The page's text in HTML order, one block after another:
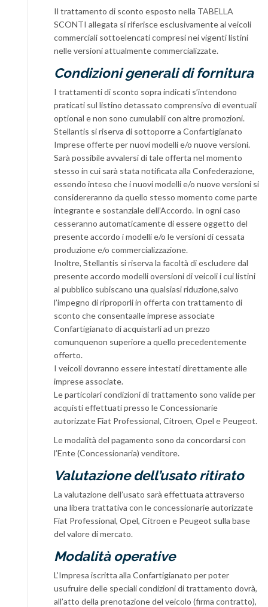
Il trattamento di sconto esposto nella TABELLA
SCONTI allegata si riferisce esclusivamente ai veicoli
commerciali sottoelencati compresi nei vigenti listini
nelle versioni attualmente commercializzate.
Condizioni generali di fornitura
I trattamenti di sconto sopra indicati s’intendono
praticati sul listino detassato comprensivo di eventuali
optional e non sono cumulabili con altre promozioni.
Stellantis si riserva di sottoporre a Confartigianato
Imprese offerte per nuovi modelli e/o nuove versioni.
Sarà possibile avvalersi di tale offerta nel momento
stesso in cui sarà stata notificata alla Confederazione,
essendo inteso che i nuovi modelli e/o nuove versioni si
considereranno da quello stesso momento come parte
integrante e sostanziale dell’Accordo. In ogni caso
cesseranno automaticamente di essere oggetto del
presente accordo i modelli e/o le versioni di cessata
produzione e/o commercializzazione.
Inoltre, Stellantis si riserva la facoltà di escludere dal
presente accordo modelli oversioni di veicoli i cui listini
al pubblico subiscano una qualsiasi riduzione,salvo
l’impegno di riproporli in offerta con trattamento di
sconto che consentaalle imprese associate
Confartigianato di acquistarli ad un prezzo
comunquenon superiore a quello precedentemente
offerto.
I veicoli dovranno essere intestati direttamente alle
imprese associate.
Le particolari condizioni di trattamento sono valide per
acquisti effettuati presso le Concessionarie
autorizzate Fiat Professional, Citroen, Opel e Peugeot.
Le modalità del pagamento sono da concordarsi con
l’Ente (Concessionaria) venditore.
Valutazione dell’usato ritirato
La valutazione dell’usato sarà effettuata attraverso
una libera trattativa con le concessionarie autorizzate
Fiat Professional, Opel, Citroen e Peugeot sulla base
del valore di mercato.
Modalità operative
L’Impresa iscritta alla Confartigianato per poter
usufruire delle speciali condizioni di trattamento dovrà,
all’atto della prenotazione del veicolo (firma contratto),